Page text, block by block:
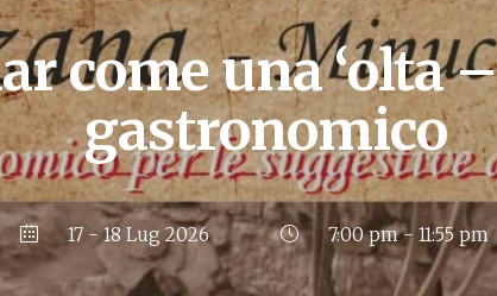
come una ‘olta
gastronomico
17 - 18 Lug 2026 7:00 pm - 11:55 pm